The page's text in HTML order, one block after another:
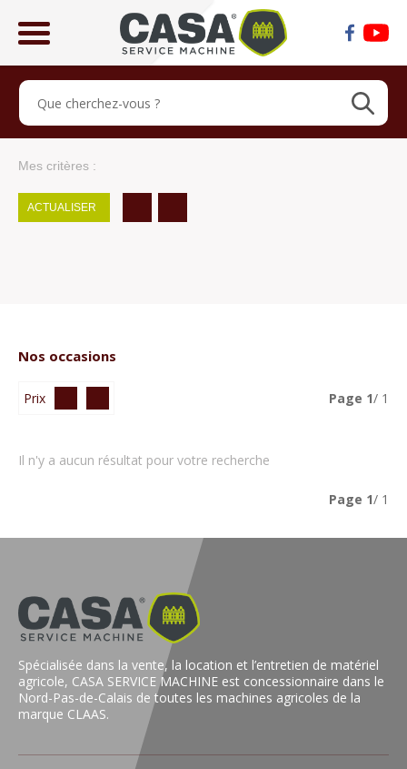
Mes critères :
ACTUALISER
Nos occasions
Prix Page 1/ 1
Il n'y a aucun résultat pour votre recherche
Page 1/ 1
Spécialisée dans la vente, la location et l’entretien de matériel
agricole, CASA SERVICE MACHINE est concessionnaire dans le
Nord-Pas-de-Calais de toutes les machines agricoles de la
marque CLAAS.